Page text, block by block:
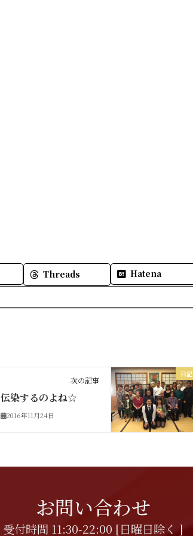
Threads
Hatena
日記
次の記事
伝染するのよね☆
2016年11月24日
お問い合わせ
受付時間 11:30-22:00 [日曜日除く ]